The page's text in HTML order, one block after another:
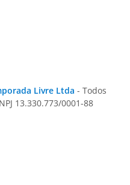
Livre Ltda - Todos
13.330.773/0001-88